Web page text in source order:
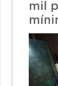
mil